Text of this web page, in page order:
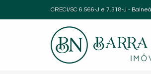
CRECI/SC 6.566-J e 7.318-J -